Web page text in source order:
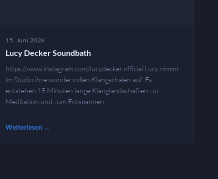
15. Juni 2026
Lucy Decker Soundbath
https://www.instagram.com/lucydecker.official Lucy nimmt
im Studio ihre wundervollen Klangschalen auf. Es
entstehen 15 Minuten lange Klanglandschaften zur
Meditation und zum Entspannen.
Weiterlesen →